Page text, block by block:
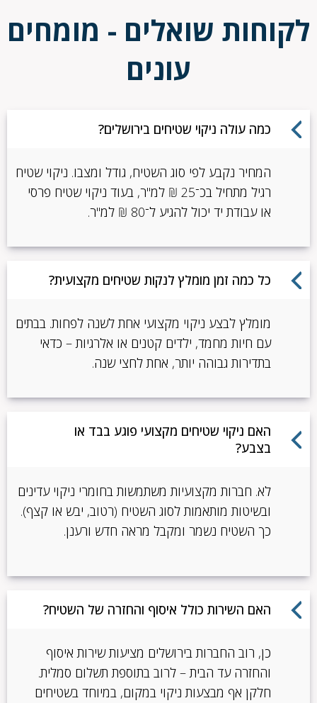
לקוחות שואלים - מומחים
עונים
כמה עולה ניקוי שטיחים בירושלים?
המחיר נקבע לפי סוג השטיח, גודל ומצבו. ניקוי שטיח
רגיל מתחיל בכ־25 ₪ למ"ר, בעוד ניקוי שטיח פרסי
או עבודת יד יכול להגיע ל־80 ₪ למ"ר.
כל כמה זמן מומלץ לנקות שטיחים מקצועית?
מומלץ לבצע ניקוי מקצועי אחת לשנה לפחות. בבתים
עם חיות מחמד, ילדים קטנים או אלרגיות – כדאי
בתדירות גבוהה יותר, אחת לחצי שנה.
האם ניקוי שטיחים מקצועי פוגע בבד או
בצבע?
לא. חברות מקצועיות משתמשות בחומרי ניקוי עדינים
ובשיטות מותאמות לסוג השטיח (רטוב, יבש או קצף).
כך השטיח נשמר ומקבל מראה חדש ורענן.
האם השירות כולל איסוף והחזרה של השטיח?
כן, רוב החברות בירושלים מציעות שירות איסוף
והחזרה עד הבית – לרוב בתוספת תשלום סמלית.
חלקן אף מבצעות ניקוי במקום, במיוחד בשטיחים